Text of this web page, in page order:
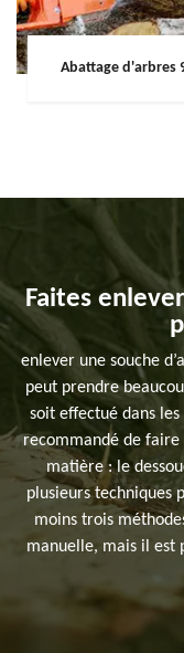
Abattage d'arbres
Faites
enlever une souche
peut prendre
soit effectué dans
recommandé de faire
matière : le
plusieurs techniques
moins trois
manuelle, mais il est